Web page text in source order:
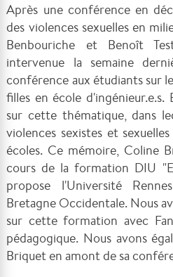
Après une conférence en
des violences sexuelles en
Benbouriche et Benoît
intervenue la semaine
conférence aux étudiants sur
filles en école d'ingénieur.e.s.
sur cette thématique, dans
violences sexistes et
écoles. Ce mémoire, Coline
cours de la formation DIU
propose l'Université
Bretagne Occidentale. Nous
sur cette formation avec
pédagogique. Nous avons
Briquet en amont de sa